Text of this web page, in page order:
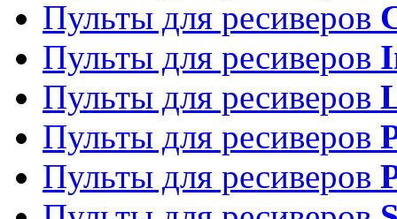
Пульты для ресиверов
Пульты для ресиверов
Пульты для ресиверов
Пульты для ресиверов
Пульты для ресиверов